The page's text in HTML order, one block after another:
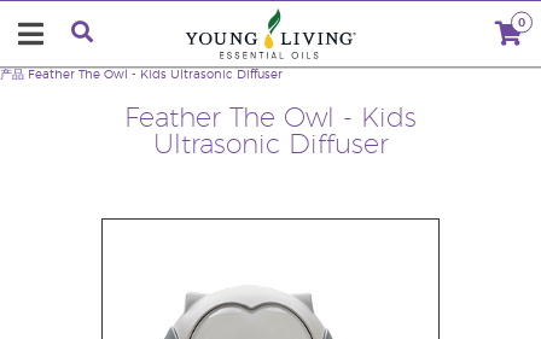
0
Feather The Owl - Kids
Ultrasonic Diffuser
产品 Feather The Owl - Kids Ultrasonic Diffuser